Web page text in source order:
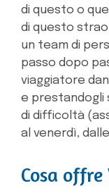
di questo o
di questo
un team di
passo dopo
viaggiatore
e prestandogli
di difficoltà
al venerdì,
Cosa